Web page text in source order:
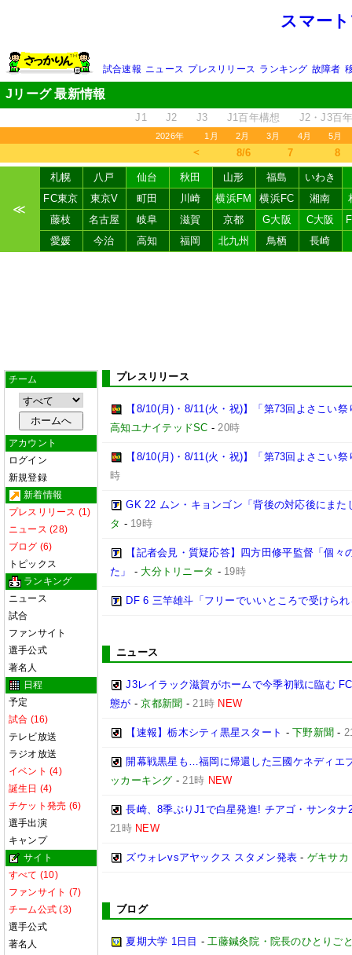
スマー
試合速報 ニュース プレスリリース ランキング 故障者
Jリーグ 最新情報
J1 J2 J3 J1百年構想 J2・J3百
2026年 1月 2月 3月 4月 5月
＜ 8/6 7 8
≪
札幌 八戸 仙台 秋田 山形 福島
いわき
FC東京
東京V 町田 川崎 横浜FM 横浜FC 湘南
藤枝
名古屋 岐阜 滋賀 京都 G大阪 C大阪
愛媛
今治 高知 福岡 北九州 鳥栖 長崎
チーム
アカウント
ログイン
新規登録
新着情報
プレスリリース (1)
ニュース (28)
ブログ (6)
トピックス
ランキング
ニュース
試合
ファンサイト
選手公式
著名人
日程
予定
試合 (16)
テレビ放送
ラジオ放送
イベント (4)
誕生日 (4)
チケット発売 (6)
選手出演
キャンプ
サイト
すべて (10)
ファンサイト (7)
チーム公式 (3)
選手公式
著名人
プレスリリース
【8/10(月)・8/11(火・祝)】「第73回よさこい
高知ユナイテッドSC -20時
【8/10(月)・8/11(火・祝)】「第73回よさこい
時
GK 22 ムン・キョンゴン「背後の対応後にま
タ - 19時
【記者会見・質疑応答】四方田修平監督「個
た」
- 大分トリニータ - 19時
DF 6 三竿雄斗「フリーでいいところで受けら
ニュース
J3レイラック滋賀がホームで今季初戦に臨む
態が -京都新聞 -21時 NEW
【速報】栃木シティ黒星スタート -下野新聞 -
開幕戦黒星も…福岡に帰還した三國ケネディエ
ッカーキング -21時 NEW
長崎、8季ぶりJ1で白星発進! チアゴ・サンタ
21時 NEW
ズウォレvsアヤックス スタメン発表 - ゲキサカ
ブログ
夏期大学 1日目 -工藤鍼灸院・院長のひとりご